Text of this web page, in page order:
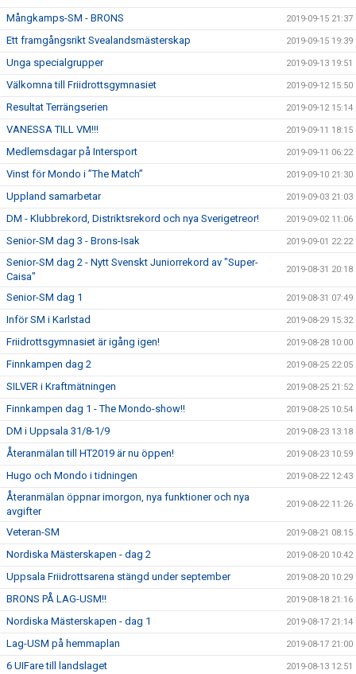
Mångkamps-SM - BRONS 2019-09-15 21:37
Ett framgångsrikt Svealandsmästerskap 2019-09-15 19:39
Unga specialgrupper 2019-09-13 19:51
Välkomna till Friidrottsgymnasiet 2019-09-12 15:50
Resultat Terrängserien 2019-09-12 15:14
VANESSA TILL VM!!! 2019-09-11 18:15
Medlemsdagar på Intersport 2019-09-11 06:22
Vinst för Mondo i ”The Match” 2019-09-10 21:30
Uppland samarbetar 2019-09-03 21:03
DM - Klubbrekord, Distriktsrekord och nya Sverigetreor! 2019-09-02 11:06
Senior-SM dag 3 - Brons-Isak 2019-09-01 22:22
Senior-SM dag 2 - Nytt Svenskt Juniorrekord av "Super-
Caisa"
2019-08-31 20:18
Senior-SM dag 1 2019-08-31 07:49
Inför SM i Karlstad 2019-08-29 15:32
Friidrottsgymnasiet är igång igen! 2019-08-28 10:00
Finnkampen dag 2 2019-08-25 22:05
SILVER i Kraftmätningen 2019-08-25 21:52
Finnkampen dag 1 - The Mondo-show!! 2019-08-25 10:54
DM i Uppsala 31/8-1/9 2019-08-23 13:18
Återanmälan till HT2019 är nu öppen! 2019-08-23 10:59
Hugo och Mondo i tidningen 2019-08-22 12:43
Återanmälan öppnar imorgon, nya funktioner och nya
avgifter
2019-08-22 11:26
Veteran-SM 2019-08-21 08:15
Nordiska Mästerskapen - dag 2 2019-08-20 10:42
Uppsala Friidrottsarena stängd under september 2019-08-20 10:29
BRONS PÅ LAG-USM!! 2019-08-18 21:16
Nordiska Mästerskapen - dag 1 2019-08-17 21:14
Lag-USM på hemmaplan 2019-08-17 21:00
6 UIFare till landslaget 2019-08-13 12:51